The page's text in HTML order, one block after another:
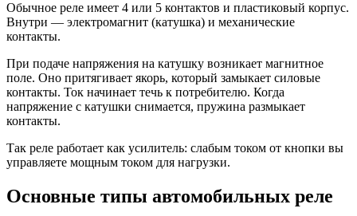
Обычное реле имеет 4 или 5 контактов и пластиковый корпус.
Внутри — электромагнит (катушка) и механические
контакты.
При подаче напряжения на катушку возникает магнитное
поле. Оно притягивает якорь, который замыкает силовые
контакты. Ток начинает течь к потребителю. Когда
напряжение с катушки снимается, пружина размыкает
контакты.
Так реле работает как усилитель: слабым током от кнопки вы
управляете мощным током для нагрузки.
Основные типы автомобильных реле